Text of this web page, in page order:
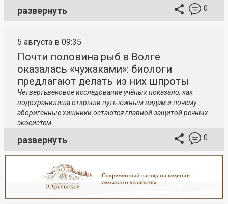
развернуть 0
5 августа в 09:35
Почти половина рыб в Волге
оказалась «чужаками»: биологи
предлагают делать из них шпроты
Четвертьвековое исследование учёных показало, как
водохранилища открыли путь южным видам и почему
аборигенные хищники остаются главной защитой речных
экосистем.
развернуть 0